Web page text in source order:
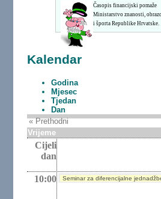
Časopis financijski pomaže
Ministarstvo znanosti,
i športa Republike Hrvatske.
Kalendar
Godina
Mjesec
Tjedan
Dan
« Prethodni
Vrijeme
Cijeli
dan
10:00 Seminar za diferencijalne